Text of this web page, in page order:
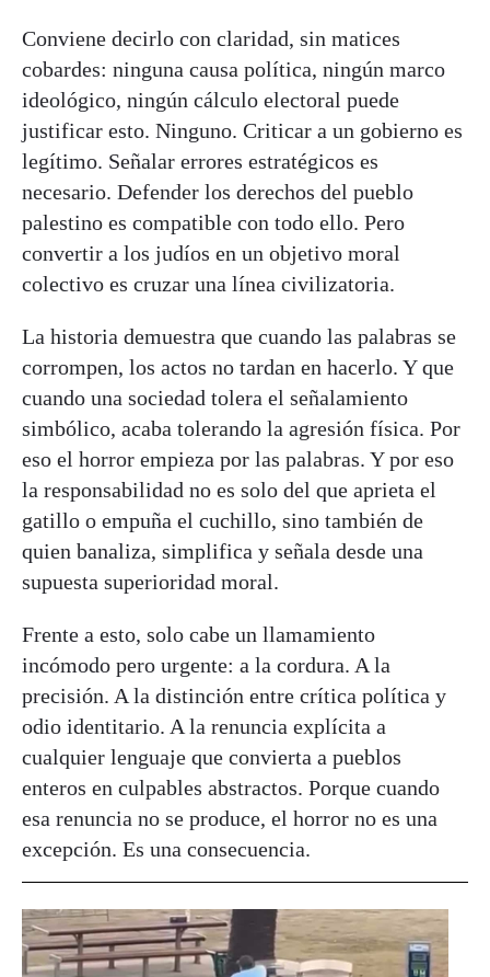
Conviene decirlo con claridad, sin matices
cobardes: ninguna causa política, ningún marco
ideológico, ningún cálculo electoral puede
justificar esto. Ninguno. Criticar a un gobierno es
legítimo. Señalar errores estratégicos es
necesario. Defender los derechos del pueblo
palestino es compatible con todo ello. Pero
convertir a los judíos en un objetivo moral
colectivo es cruzar una línea civilizatoria.
La historia demuestra que cuando las palabras se
corrompen, los actos no tardan en hacerlo. Y que
cuando una sociedad tolera el señalamiento
simbólico, acaba tolerando la agresión física. Por
eso el horror empieza por las palabras. Y por eso
la responsabilidad no es solo del que aprieta el
gatillo o empuña el cuchillo, sino también de
quien banaliza, simplifica y señala desde una
supuesta superioridad moral.
Frente a esto, solo cabe un llamamiento
incómodo pero urgente: a la cordura. A la
precisión. A la distinción entre crítica política y
odio identitario. A la renuncia explícita a
cualquier lenguaje que convierta a pueblos
enteros en culpables abstractos. Porque cuando
esa renuncia no se produce, el horror no es una
excepción. Es una consecuencia.